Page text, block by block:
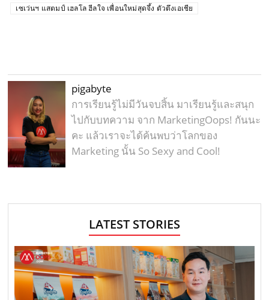
เซเว่นฯ แสตมป์ เฮลโล ฮีลใจ เพื่อนใหม่สุดจึ้ง ตัวตึงเอเชีย
pigabyte
การเรียนรู้ไม่มีวันจบสิ้น มาเรียนรู้และสนุก
ไปกับบทความ จาก MarketingOops! กันนะ
คะ แล้วเราจะได้ค้นพบว่าโลกของ
Marketing นั้น So Sexy and Cool!
LATEST STORIES